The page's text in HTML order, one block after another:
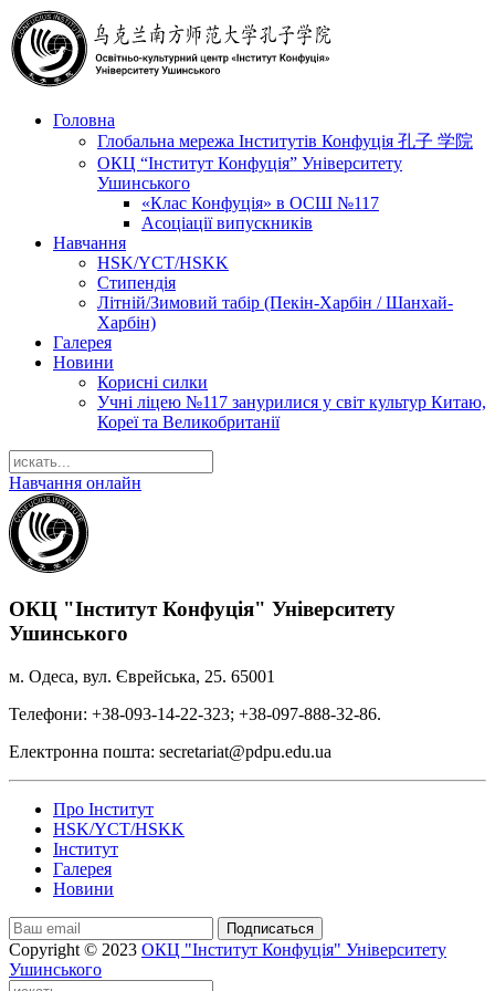
Головна
Глобальна мережа Інститутів Конфуція 孔子 学院
ОКЦ “Інститут Конфуція” Університету
Ушинського
«Клас Конфуція» в ОСШ №117
Асоціації випускників
Навчання
HSK/YCT/HSKK
Стипендія
Літній/Зимовий табір (Пекін-Харбін / Шанхай-
Харбін)
Галерея
Новини
Корисні силки
Учні ліцею №117 занурилися у світ культур Китаю,
Кореї та Великобританії
Навчання онлайн
ОКЦ "Інститут Конфуція" Університету
Ушинського
м. Одеса, вул. Єврейська, 25. 65001
Телефони: +38-093-14-22-323; +38-097-888-32-86.
Електронна пошта: secretariat@pdpu.edu.ua
Про Інститут
HSK/YCT/HSKK
Інститут
Галерея
Новини
Подписаться
Copyright © 2023 ОКЦ "Інститут Конфуція" Університету
Ушинського